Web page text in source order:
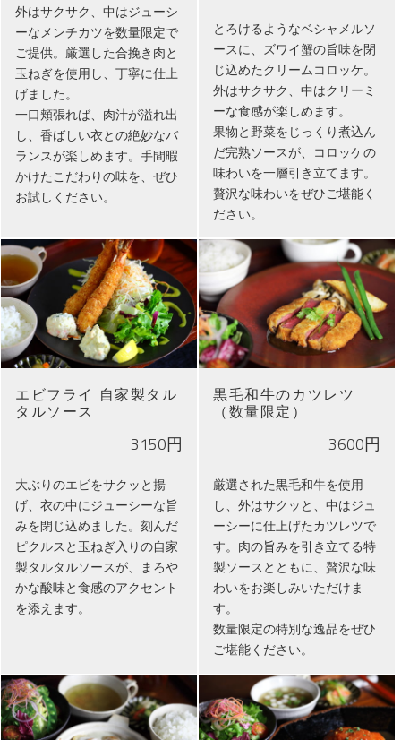
外はサクサク、中はジューシ
ーなメンチカツを数量限定で
ご提供。厳選した合挽き肉と
玉ねぎを使用し、丁寧に仕上
げました。
一口頬張れば、肉汁が溢れ出
し、香ばしい衣との絶妙なバ
ランスが楽しめます。手間暇
かけたこだわりの味を、ぜひ
お試しください。
とろけるようなベシャメルソ
ースに、ズワイ蟹の旨味を閉
じ込めたクリームコロッケ。
外はサクサク、中はクリーミ
ーな食感が楽しめます。
果物と野菜をじっくり煮込ん
だ完熟ソースが、コロッケの
味わいを一層引き立てます。
贅沢な味わいをぜひご堪能く
ださい。
エビフライ 自家製タル
タルソース
3150円
大ぶりのエビをサクッと揚
げ、衣の中にジューシーな旨
みを閉じ込めました。刻んだ
ピクルスと玉ねぎ入りの自家
製タルタルソースが、まろや
かな酸味と食感のアクセント
を添えます。
黒毛和牛のカツレツ
（数量限定）
3600円
厳選された黒毛和牛を使用
し、外はサクッと、中はジュ
ーシーに仕上げたカツレツで
す。肉の旨みを引き立てる特
製ソースとともに、贅沢な味
わいをお楽しみいただけま
す。
数量限定の特別な逸品をぜひ
ご堪能ください。